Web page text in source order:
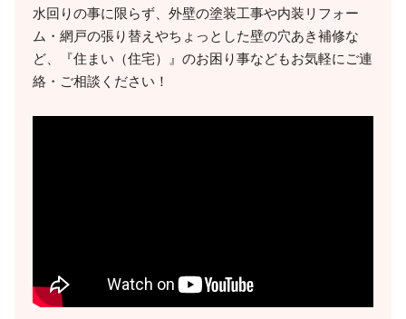
水回りの事に限らず、外壁の塗装工事や内装リフォー
ム・網戸の張り替えやちょっとした壁の穴あき補修な
ど、『住まい（住宅）』のお困り事などもお気軽にご連
絡・ご相談ください！